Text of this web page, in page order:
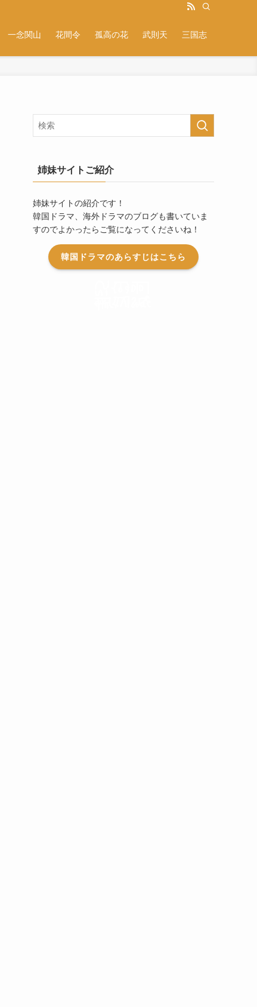
一念関山 花間令 孤高の花 武則天 三国志
姉妹サイトご紹介
姉妹サイトの紹介です！
韓国ドラマ、海外ドラマのブログも書いていま
すのでよかったらご覧になってくださいね！
韓国ドラマのあらすじはこちら